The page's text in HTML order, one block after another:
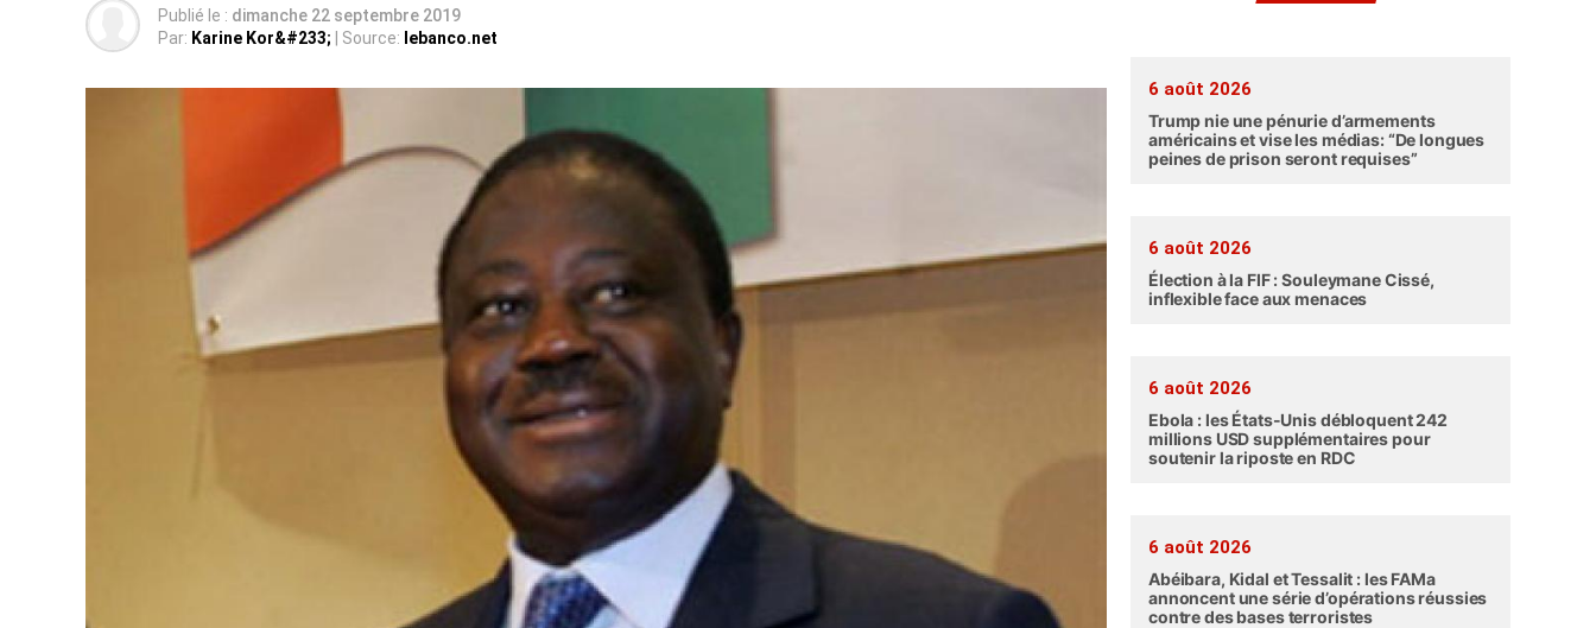
Publié le : dimanche 22 septembre 2019
Par: Karine Kor&#233; | Source: lebanco.net
6 août 2026
Trump nie une pénurie d’armements
américains et vise les médias: “De longues
peines de prison seront requises”
6 août 2026
Élection à la FIF : Souleymane Cissé,
inflexible face aux menaces
6 août 2026
Ebola : les États-Unis débloquent 242
millions USD supplémentaires pour
soutenir la riposte en RDC
6 août 2026
Abéibara, Kidal et Tessalit : les FAMa
annoncent une série d’opérations réussies
contre des bases terroristes